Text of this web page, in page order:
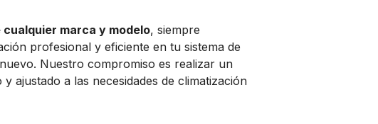
cualquier marca y modelo, siempre
profesional y eficiente en tu sistema de
Nuestro compromiso es realizar un
ajustado a las necesidades de climatización